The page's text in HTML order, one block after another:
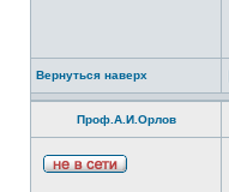
Вернуться наверх
Проф.А.И.Орлов